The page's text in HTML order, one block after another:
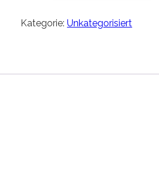
Kategorie:Unkategorisiert